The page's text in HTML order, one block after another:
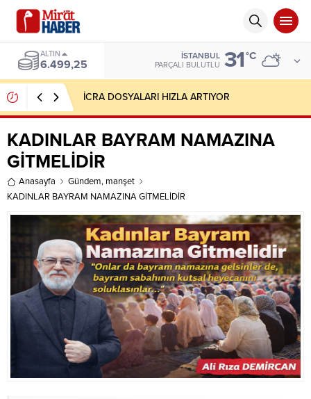
ALTIN
6.499,25
İSTANBUL
PARÇALI BULUTLU 31°C
İCRA DOSYALARI HIZLA ARTIYOR
KADINLAR BAYRAM NAMAZINA
GİTMELİDİR
Anasayfa Gündem, manşet
KADINLAR BAYRAM NAMAZINA GİTMELİDİR